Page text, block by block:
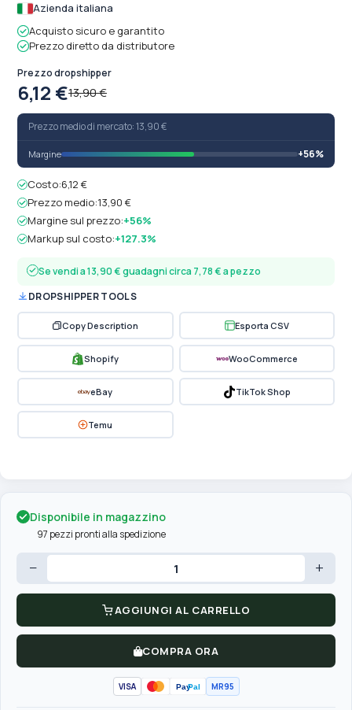
Azienda italiana
Acquisto sicuro e garantito
Prezzo diretto da distributore
Prezzo dropshipper
6,12 €13,90 €
Prezzo medio di mercato: 13,90 €
Margine +56%
Costo:6,12 €
Prezzo medio:13,90 €
Margine sul prezzo:+56%
Markup sul costo:+127.3%
Se vendi a 13,90 € guadagni circa 7,78 € a pezzo
DROPSHIPPER TOOLS
Copy Description Esporta CSV
Shopify WooCommerce
eBay TikTok Shop
Temu
Disponibile in magazzino
97 pezzi pronti alla spedizione
− +
AGGIUNGI AL CARRELLO
COMPRA ORA
VISA PayPal MR95